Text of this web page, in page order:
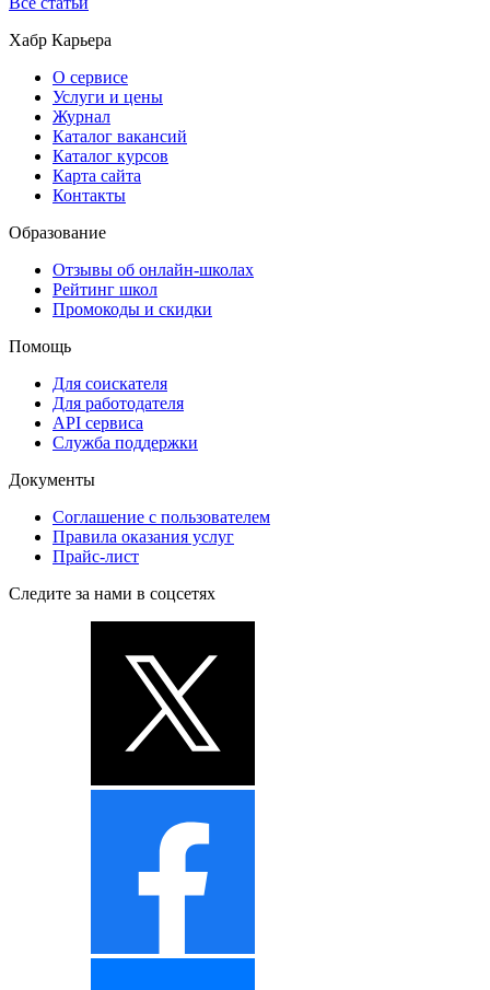
Хабр Карьера
О сервисе
Услуги и цены
Журнал
Каталог вакансий
Каталог курсов
Карта сайта
Контакты
Образование
Отзывы об онлайн-школах
Рейтинг школ
Промокоды и скидки
Помощь
Для соискателя
Для работодателя
API сервиса
Служба поддержки
Документы
Соглашение с пользователем
Правила оказания услуг
Прайс-лист
Следите за нами в соцсетях